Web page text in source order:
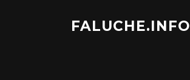
FALUCHE.INFO